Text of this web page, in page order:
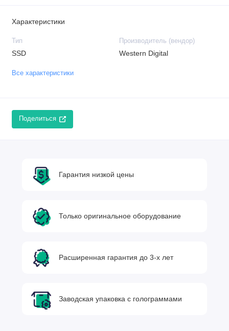
Характеристики
Тип
SSD
Производитель (вендор)
Western Digital
Все характеристики
Поделиться
Гарантия низкой цены
Только оригинальное оборудование
Расширенная гарантия до 3-х лет
Заводская упаковка с голограммами